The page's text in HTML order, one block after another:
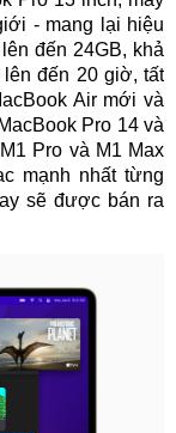
- mang lại hiệu
đến 24GB, khả
đến 20 giờ, tất
Air mới và
Pro 14 và
Pro và M1 Max
mạnh nhất từng
sẽ được bán ra